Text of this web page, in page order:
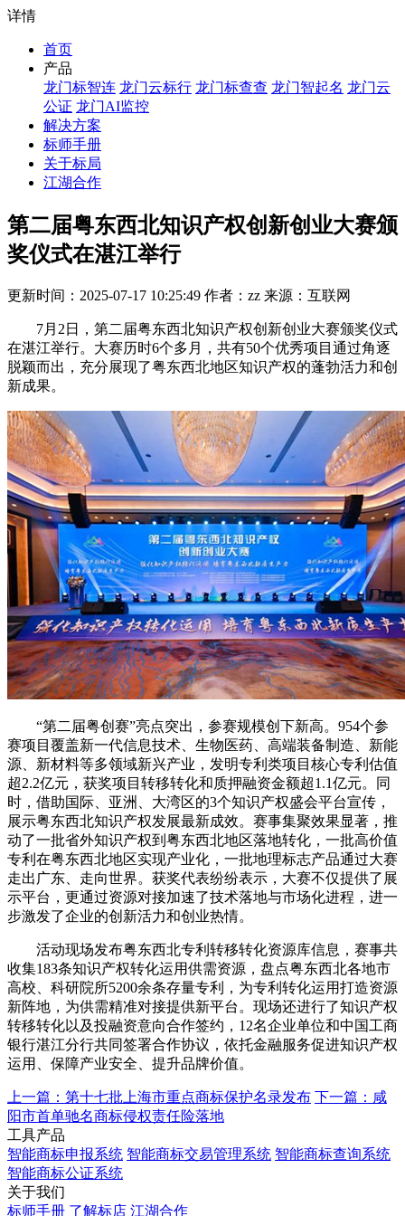
详情
首页
产品
龙门标智连 龙门云标行 龙门标查查 龙门智起名 龙门云
公证 龙门AI监控
解决方案
标师手册
关于标局
江湖合作
第二届粤东西北知识产权创新创业大赛颁
奖仪式在湛江举行‌
更新时间：2025-07-17 10:25:49 作者：zz 来源：互联网
7月2日，第二届粤东西北知识产权创新创业大赛颁奖仪式
在湛江举行。大赛历时6个多月，共有50个优秀项目通过角逐
脱颖而出，充分展现了粤东西北地区知识产权的蓬勃活力和创
新成果。
“第二届粤创赛”亮点突出，参赛规模创下新高。954个参
赛项目覆盖新一代信息技术、生物医药、高端装备制造、新能
源、新材料等多领域新兴产业，发明专利类项目核心专利估值
超2.2亿元，获奖项目转移转化和质押融资金额超1.1亿元。同
时，借助国际、亚洲、大湾区的3个知识产权盛会平台宣传，
展示粤东西北知识产权发展最新成效。赛事集聚效果显著，推
动了一批省外知识产权到粤东西北地区落地转化，一批高价值
专利在粤东西北地区实现产业化，一批地理标志产品通过大赛
走出广东、走向世界。获奖代表纷纷表示，大赛不仅提供了展
示平台，更通过资源对接加速了技术落地与市场化进程，进一
步激发了企业的创新活力和创业热情。
活动现场发布粤东西北专利转移转化资源库信息，赛事共
收集183条知识产权转化运用供需资源，盘点粤东西北各地市
高校、科研院所5200余条存量专利，为专利转化运用打造资源
新阵地，为供需精准对接提供新平台。现场还进行了知识产权
转移转化以及投融资意向合作签约，12名企业单位和中国工商
银行湛江分行共同签署合作协议，依托金融服务促进知识产权
运用、保障产业安全、提升品牌价值。
上一篇：第十七批上海市重点商标保护名录发布 下一篇：咸
阳市首单驰名商标侵权责任险落地
工具产品
智能商标申报系统 智能商标交易管理系统 智能商标查询系统
智能商标公证系统
关于我们
标师手册 了解标店 江湖合作